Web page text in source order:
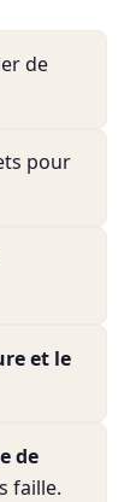
de
pour
et le
de
faille.